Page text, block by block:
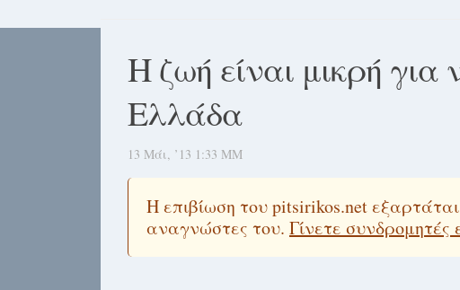
Η ζωή είναι μικρή για
Ελλάδα
13 Μάι, ’13 1:33 ΜΜ
Η επιβίωση του pitsirikos.net
αναγνώστες του. Γίνετε συνδρομητές